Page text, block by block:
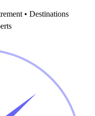
• Destinations